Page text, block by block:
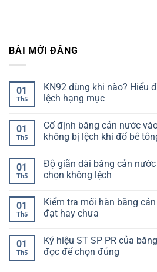
BÀI MỚI ĐĂNG
01
Th5
KN92 dùng khi nào? Hiểu
lệch hạng mục
bình
luận
ở
khi
nào?
Hiểu
chọn
không
bị
mục
01
Th5
Cố định băng cản nước
không bị lệch khi đổ bê
bình
luận
ở
băng
cản
nước
thép:
Làm
sao
01
Th5
Độ giãn dài băng cản
chọn không lệch
bình
luận
ở
dài
băng
cản
01
Th5
Kiểm tra mối hàn băng
đạt hay chưa
bình
luận
ở
01
Th5
Ký hiệu ST SP PR của
đọc để chọn đúng